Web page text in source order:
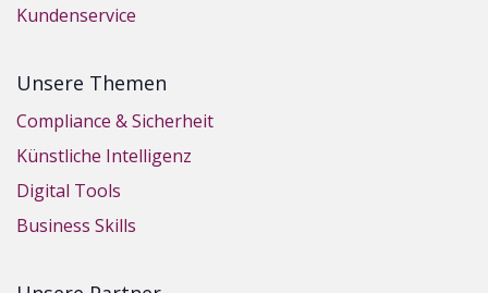
Kundenservice
Unsere Themen
Compliance & Sicherheit
Künstliche Intelligenz
Digital Tools
Business Skills